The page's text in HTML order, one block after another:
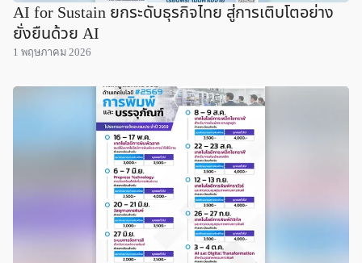
AI for Sustain ยกระดับธุรกิจไทย สู่การเติบโตอย่าง
ยั่งยืนด้วย AI
1 พฤษภาคม 2026